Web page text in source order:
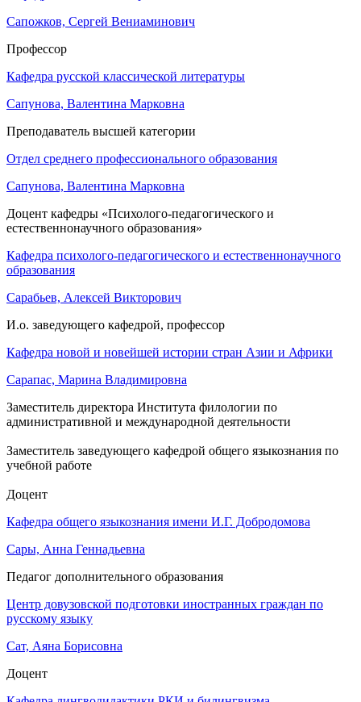
Сапожков, Сергей Вениаминович
Профессор
Кафедра русской классической литературы
Сапунова, Валентина Марковна
Преподаватель высшей категории
Отдел среднего профессионального образования
Сапунова, Валентина Марковна
Доцент кафедры «Психолого-педагогического и
естественнонаучного образования»
Кафедра психолого-педагогического и естественнонаучного
образования
Сарабьев, Алексей Викторович
И.о. заведующего кафедрой, профессор
Кафедра новой и новейшей истории стран Азии и Африки
Сарапас, Марина Владимировна
Заместитель директора Института филологии по
административной и международной деятельности
Заместитель заведующего кафедрой общего языкознания по
учебной работе
Доцент
Кафедра общего языкознания имени И.Г. Добродомова
Сары, Анна Геннадьевна
Педагог дополнительного образования
Центр довузовской подготовки иностранных граждан по
русскому языку
Сат, Аяна Борисовна
Доцент